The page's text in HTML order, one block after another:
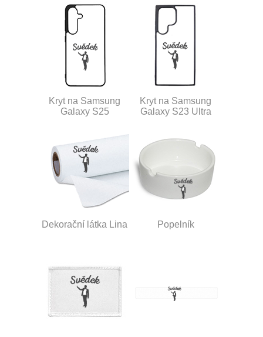
Kryt na Samsung
Galaxy S25
Kryt na Samsung
Galaxy S23 Ultra
Dekorační látka Lina Popelník